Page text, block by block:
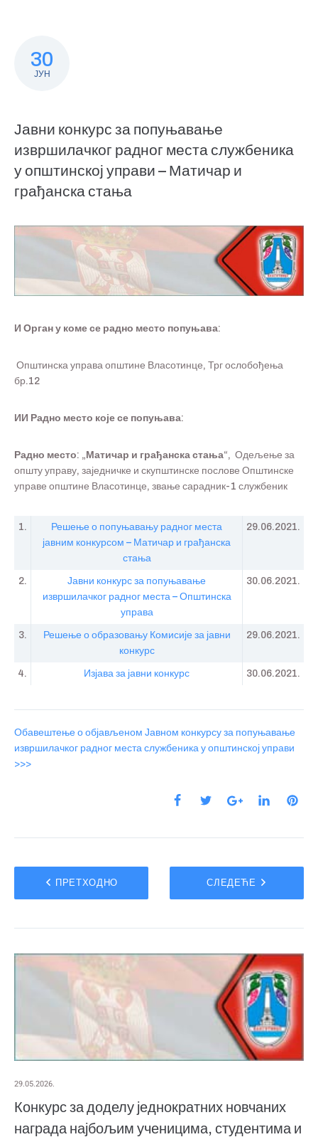
30
ЈУН
Јавни конкурс за попуњавање
извршилачког радног места службеника
у општинској управи – Матичар и
грађанска стања
И Орган у коме се радно место попуњава:
Општинска управа општине Власотинце, Трг ослобођења
бр.12
ИИ Радно место које се попуњава:
Радно место: „ Матичар и грађанска стања“, Одељење за
општу управу, заједничке и скупштинске послове Општинске
управе општине Власотинце, звање сарадник-1 службеник
1.
Решење о попуњавању радног места
јавним конкурсом – Матичар и грађанска
стања
29.06.2021.
2.
Јавни конкурс за попуњавање
извршилачког радног места – Општинска
управа
30.06.2021.
3.
Решење о образовању Комисије за јавни
конкурс
29.06.2021.
4. Изјава за јавни конкурс 30.06.2021.
Обавештење о објављеном Јавном конкурсу за попуњавање
извршилачког радног места службеника у општинској управи
>>>
ПРЕТХОДНО СЛЕДЕЋЕ
29.05.2026.
Конкурс за доделу једнократних новчаних
награда најбољим ученицима, студентима и